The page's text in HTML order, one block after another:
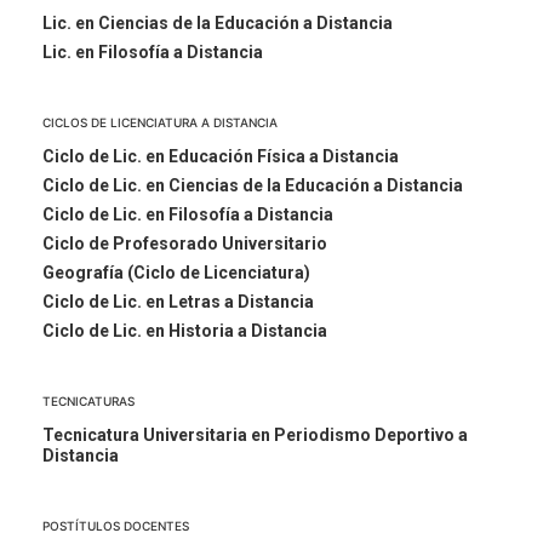
Lic. en Ciencias de la Educación a Distancia
Lic. en Filosofía a Distancia
CICLOS DE LICENCIATURA A DISTANCIA
Ciclo de Lic. en Educación Física a Distancia
Ciclo de Lic. en Ciencias de la Educación a Distancia
Ciclo de Lic. en Filosofía a Distancia
Ciclo de Profesorado Universitario
Geografía (Ciclo de Licenciatura)
Ciclo de Lic. en Letras a Distancia
Ciclo de Lic. en Historia a Distancia
TECNICATURAS
Tecnicatura Universitaria en Periodismo Deportivo a
Distancia
POSTÍTULOS DOCENTES